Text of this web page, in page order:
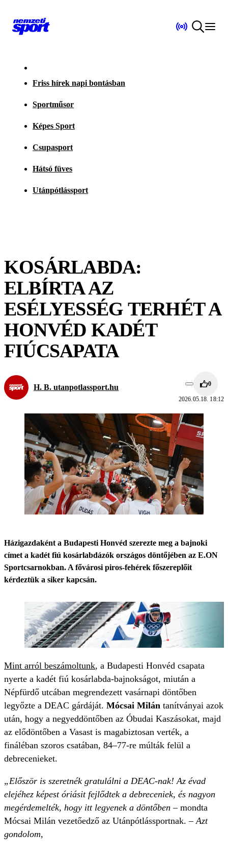
Friss hírek napi bontásban
Sportműsor
Képes Sport
Csupasport
Hátsó füves
Utánpótlássport
KOSÁRLABDA:
ELBÍRTA AZ
ESÉLYESSÉG TERHÉT A
HONVÉD KADÉT
FIÚCSAPATA
H. B. utanpotlassport.hu 0
2026.05.18. 18:12
Házigazdaként a Budapesti Honvéd szerezte meg a bajnoki
címet a kadét fiú kosárlabdázók országos döntőjében az E.ON
Sportcsarnokban. A fővárosi piros-fehérek főszereplőit
kérdeztük a siker kapcsán.
Mint arról beszámoltunk, a Budapesti Honvéd csapata
nyerte a kadét fiú kosárlabda-bajnokságot, miután a
Népfürdő utcában megrendezett vasárnapi döntőben
legyőzte a DEAC gárdáját. Mócsai Milán tanítványai azok
után, hogy a negyeddöntőben az Óbudai Kaszásokat, majd
az elődöntőben a Vasast is magabiztosan verték, a
fináléban szoros csatában, 84–77-re múlták felül a
debrecenieket.
„Először is szeretnék gratulálni a DEAC-nak! Az évad
elejéhez képest óriásit fejlődtek a debreceniek, és nagyon
megérdemelték, hogy itt legyenek a döntőben– mondta
Mócsai Milán vezetőedző az Utánpótlássportnak. –Azt
gondolom,